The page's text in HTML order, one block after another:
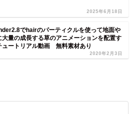
2025年6月18日
でhairのパーティクルを使って地面や
大量の成長する草のアニメーションを配置す
ュートリアル動画 無料素材あり
2020年2月3日